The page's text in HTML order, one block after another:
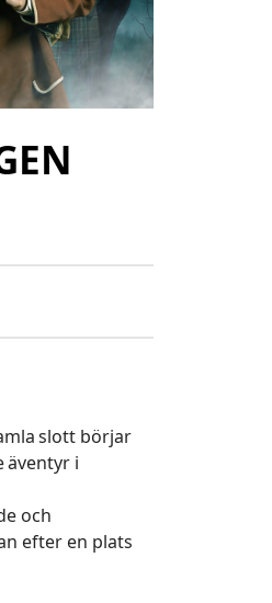
slott börjar
äventyr i
och
efter en plats